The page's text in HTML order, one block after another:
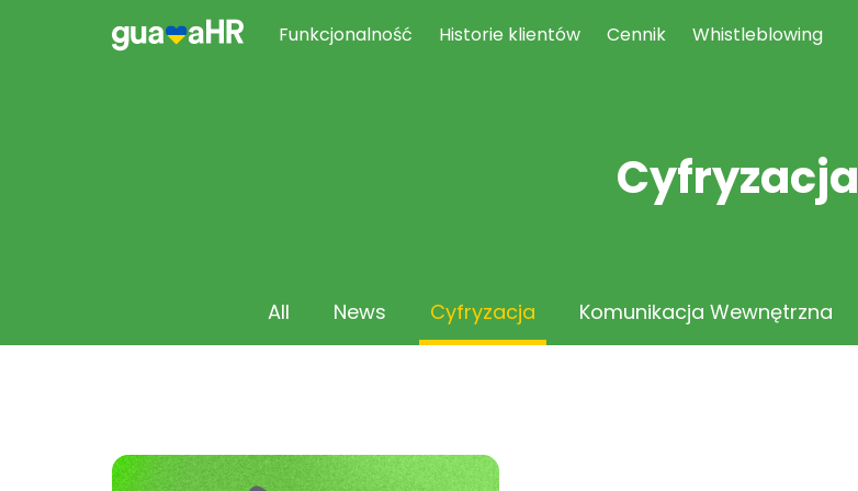
Funkcjonalność Historie klientów Cennik Whistleblowing
Cyfryzacja
All News Cyfryzacja Komunikacja Wewnętrzna